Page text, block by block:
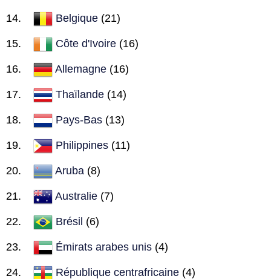
Belgique (21)
Côte d'Ivoire (16)
Allemagne (16)
Thaïlande (14)
Pays-Bas (13)
Philippines (11)
Aruba (8)
Australie (7)
Brésil (6)
Émirats arabes unis (4)
République centrafricaine (4)